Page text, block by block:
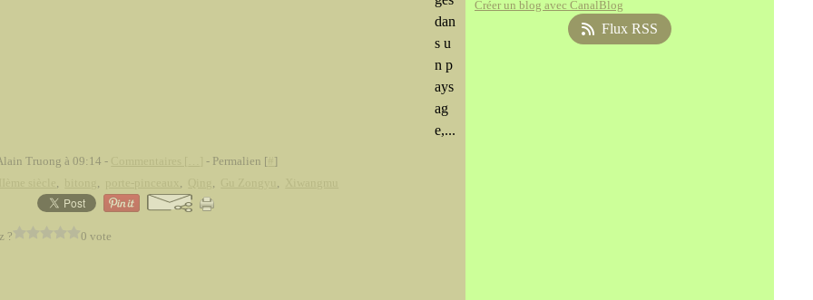
dan
s u
n p
ays
ag
e,...
Truong à 09:14 - - Permalien [ ]
, , , , ,
? 0 vote
Créer un blog avec CanalBlog
Flux RSS